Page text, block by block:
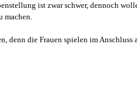
ist zwar schwer, dennoch
machen.
denn die Frauen spielen im Anschluss